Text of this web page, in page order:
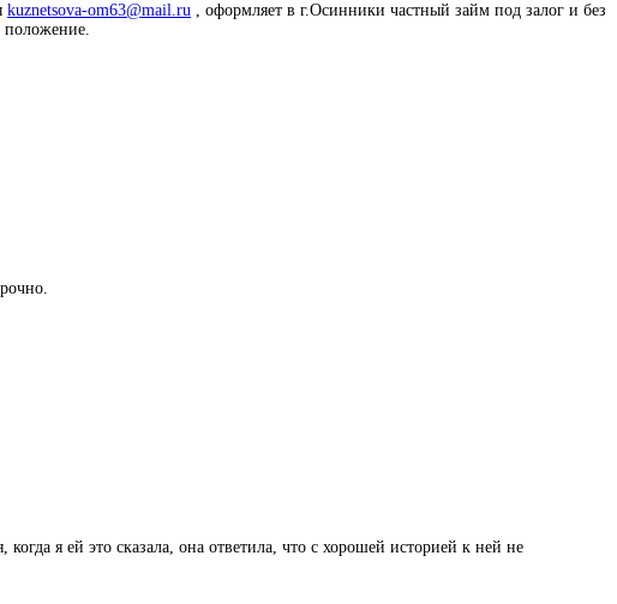
kuznetsova-om63@mail.ru , оформляет в г.Осинники частный займ под залог и без
положение.
я ей это сказала, она ответила, что с хорошей историей к ней не